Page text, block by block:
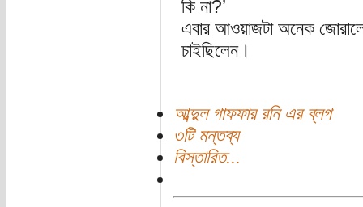
কি না?’
এবার আওয়াজটা অনেক
চাইছিলেন।
আব্দুল গাফফার রনি এর ব্লগ
৩টি মন্তব্য
বিস্তারিত...